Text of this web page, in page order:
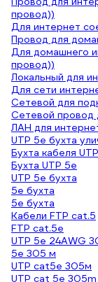
провод))
Для интернет
Провод для
Для домашнего
провод))
Локальный для
Для сети
Сетевой для
Сетевой провод
ЛАН для
UTP 5e бухта
Бухта кабеля
Бухта UTP 5e
UTP 5e бухта
5е бухта
5e бухта
Кабели FTP cat.5
FTP cat.5e
UTP 5e 24AWG
5е 305 м
UTP cat5e 305м
UTP cat 5e 305m